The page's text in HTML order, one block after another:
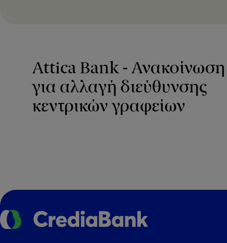
Attica Bank - Ανακοίνωση
για αλλαγή διεύθυνσης
κεντρικών γραφείων